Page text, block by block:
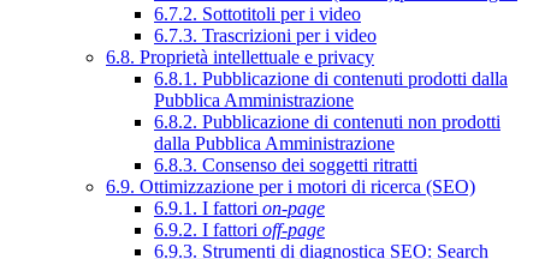
6.7.2. Sottotitoli per i video
6.7.3. Trascrizioni per i video
6.8. Proprietà intellettuale e privacy
6.8.1. Pubblicazione di contenuti prodotti dalla
Pubblica Amministrazione
6.8.2. Pubblicazione di contenuti non prodotti
dalla Pubblica Amministrazione
6.8.3. Consenso dei soggetti ritratti
6.9. Ottimizzazione per i motori di ricerca (SEO)
6.9.1. I fattori on-page
6.9.2. I fattori off-page
6.9.3. Strumenti di diagnostica SEO: Search